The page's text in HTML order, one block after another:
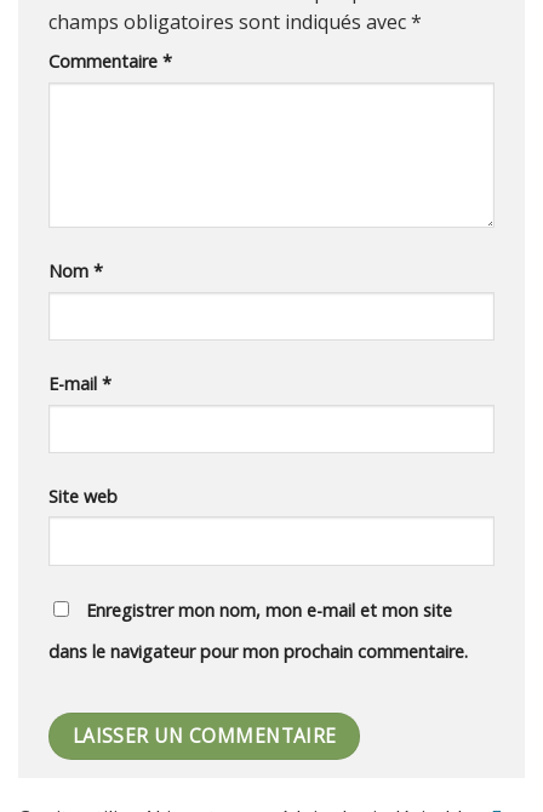
champs obligatoires sont indiqués avec*
Commentaire *
Nom *
E-mail *
Site web
Enregistrer mon nom, mon e-mail et mon site
dans le navigateur pour mon prochain commentaire.